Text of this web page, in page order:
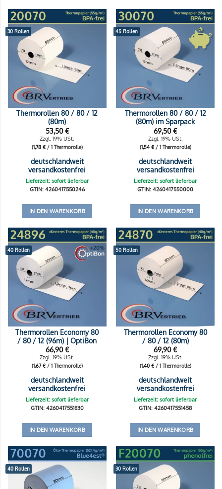
30 Rollen
Thermorollen 80 / 80 / 12
(80m)
53,50€
Zzgl. 19% USt.
(1,78 €/ 1 Thermorolle)
deutschlandweit
versandkostenfrei
Lieferzeit: sofort lieferbar
GTIN: 4260417550246
IN DEN WARENKORB
45 Rollen
Thermorollen 80 / 80 / 12
(80m) im Sparpack
69,50€
Zzgl. 19% USt.
(1,54 €/ 1 Thermorolle)
deutschlandweit
versandkostenfrei
Lieferzeit: sofort lieferbar
GTIN: 4260417550000
IN DEN WARENKORB
40 Rollen
Thermorollen Economy 80
/ 80 / 12 (96m) | OptiBon
66,90€
Zzgl. 19% USt.
(1,67€/ 1 Thermorolle)
deutschlandweit
versandkostenfrei
Lieferzeit: sofort lieferbar
GTIN: 4260417551830
IN DEN WARENKORB
50 Rollen
Thermorollen Economy 80
/ 80 / 12 (80m)
69,90€
Zzgl. 19% USt.
(1,40 €/ 1 Thermorolle)
deutschlandweit
versandkostenfrei
Lieferzeit: sofort lieferbar
GTIN: 4260417551458
IN DEN WARENKORB
40 Rollen 30 Rollen